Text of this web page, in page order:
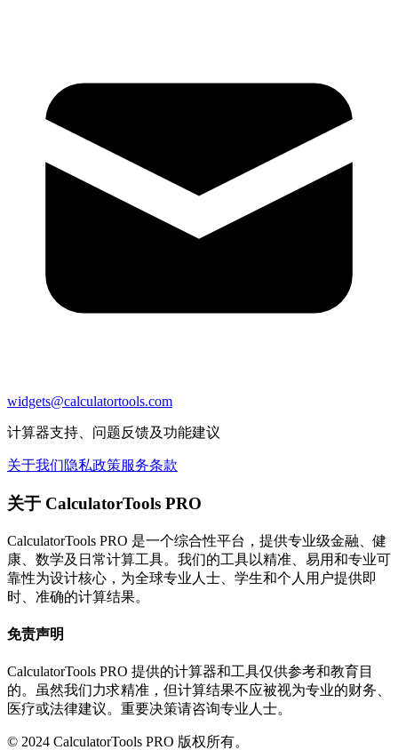
widgets@calculatortools.com
计算器支持、问题反馈及功能建议
关于我们隐私政策服务条款
关于 CalculatorTools PRO
CalculatorTools PRO 是一个综合性平台，提供专业级金融、健
康、数学及日常计算工具。我们的工具以精准、易用和专业可
靠性为设计核心，为全球专业人士、学生和个人用户提供即
时、准确的计算结果。
免责声明
CalculatorTools PRO 提供的计算器和工具仅供参考和教育目
的。虽然我们力求精准，但计算结果不应被视为专业的财务、
医疗或法律建议。重要决策请咨询专业人士。
© 2024 CalculatorTools PRO 版权所有。